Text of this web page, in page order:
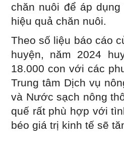
chăn nuôi để áp
hiệu quả chăn nuôi.
Theo số liệu báo cáo
huyện, năm 2024
18.000 con với các
Trung tâm Dịch vụ
và Nước sạch nông
quế rất phù hợp với
béo giá trị kinh tế sẽ